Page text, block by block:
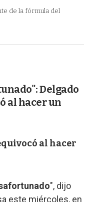
de la fórmula del
Delgado
al hacer un
al hacer
", dijo
este miércoles, en